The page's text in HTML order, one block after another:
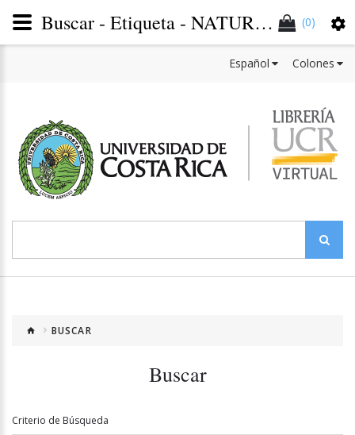
(0)
Colones
Español
BUSCAR
Buscar
Criterio de Búsqueda
Buscar - Etiqueta - NATURAL AND EXACT SCIENCES